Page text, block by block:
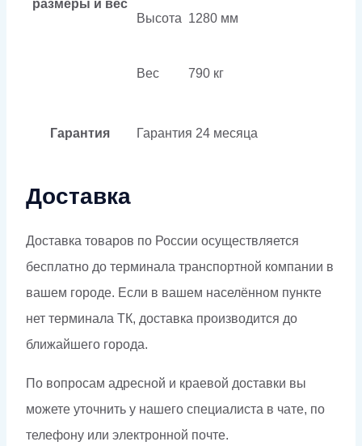
размеры и вес
Высота 1280 мм
Вес 790 кг
Гарантия Гарантия 24 месяца
Доставка
Доставка товаров по России осуществляется
бесплатно до терминала транспортной компании в
вашем городе. Если в вашем населённом пункте
нет терминала ТК, доставка производится до
ближайшего города.
По вопросам адресной и краевой доставки вы
можете уточнить у нашего специалиста в чате, по
телефону или электронной почте.